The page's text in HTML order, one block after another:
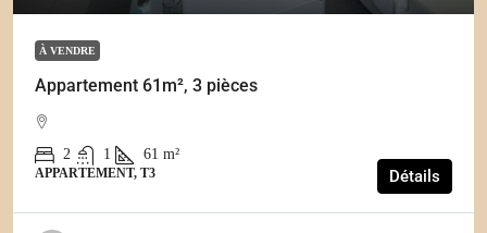
À VENDRE
Appartement 61m², 3 pièces
2 1 61 m²
APPARTEMENT, T3 Détails